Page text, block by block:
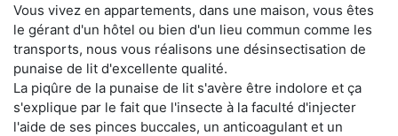
Vous vivez en appartements, dans une maison, vous êtes
le gérant d'un hôtel ou bien d'un lieu commun comme les
transports, nous vous réalisons une désinsectisation de
punaise de lit d'excellente qualité.
La piqûre de la punaise de lit s'avère être indolore et ça
s'explique par le fait que l'insecte à la faculté d'injecter
l'aide de ses pinces buccales, un anticoagulant et un